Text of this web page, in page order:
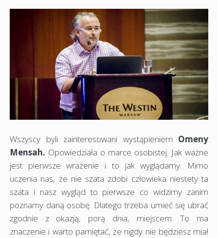
Wszyscy byli zainteresowani wystąpieniem Omeny
Mensah. Opowiedziała o marce osobistej. Jak ważne
jest pierwsze wrażenie i to jak wyglądamy. Mimo
uczenia nas, że nie szata zdobi człowieka niestety ta
szata i nasz wygląd to pierwsze co widzimy zanim
poznamy daną osobę. Dlatego trzeba umieć się ubrać
zgodnie z okazją, porą dnia, miejscem. To ma
znaczenie i warto pamiętać, że nigdy nie będziesz miał